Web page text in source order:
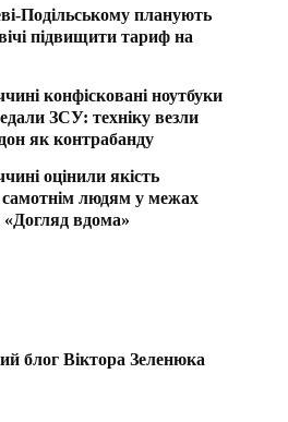
Подільському планують
підвищити тариф на
конфісковані ноутбуки
ЗСУ: техніку везли
як контрабанду
оцінили якість
самотнім людям у межах
вдома»
блог Віктора Зеленюка